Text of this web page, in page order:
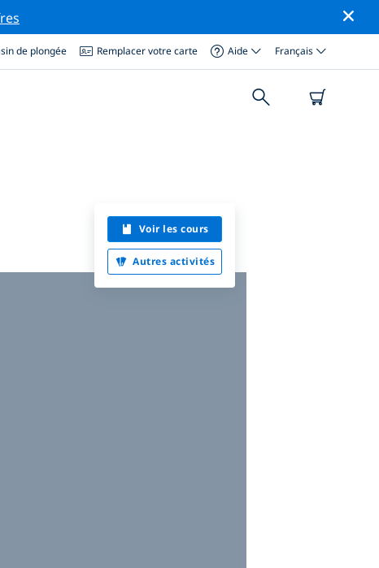
de plongée Remplacer votre carte Aide Français
Voir les cours
Autres activités